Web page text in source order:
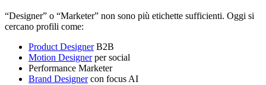
“Designer” o “Marketer” non sono più etichette sufficienti. Oggi si
cercano profili come:
Product DesignerB2B
Motion Designerper social
Performance Marketer
Brand Designercon focus AI